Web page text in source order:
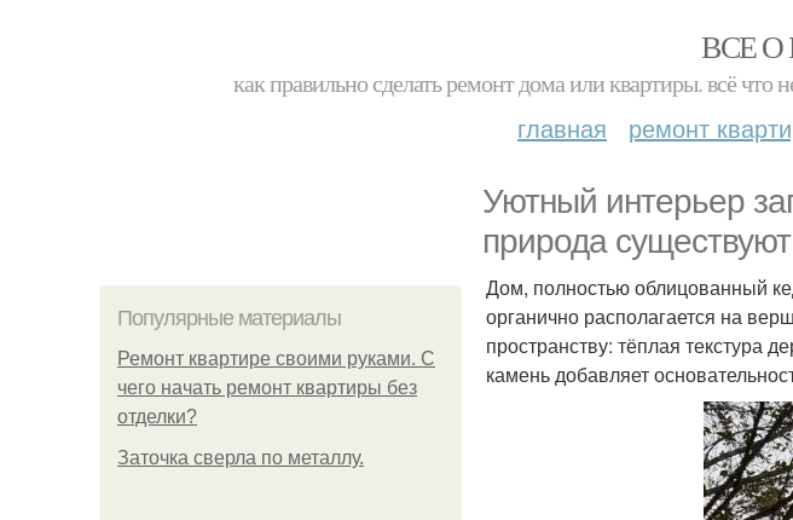
ВСЕ
как правильно сделать ремонт дома или квартиры. всё
главная ремонт
Уютный интерьер
природа
Популярные материалы
Ремонт квартире своими руками. С
чего начать ремонт квартиры без
отделки?
Заточка сверла по металлу.
Дом, полностью облицованный
органично располагается на
пространству: тёплая текстура
камень добавляет